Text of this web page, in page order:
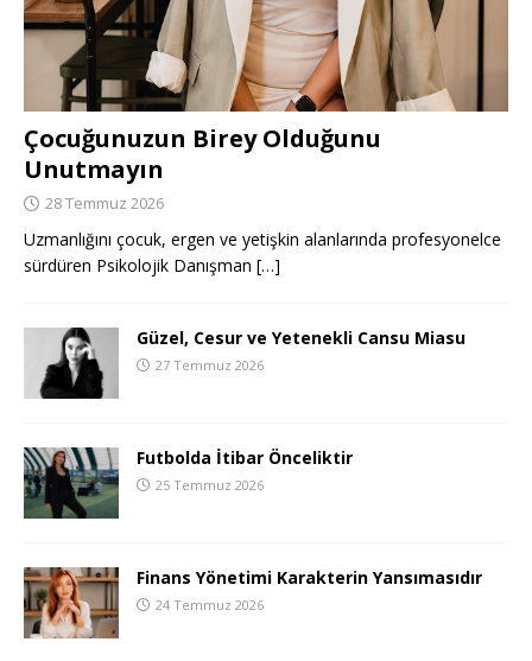
Çocuğunuzun Birey Olduğunu
Unutmayın
28 Temmuz 2026
Uzmanlığını çocuk, ergen ve yetişkin alanlarında profesyonelce
sürdüren Psikolojik Danışman […]
Güzel, Cesur ve Yetenekli Cansu Miasu
27 Temmuz 2026
Futbolda İtibar Önceliktir
25 Temmuz 2026
Finans Yönetimi Karakterin Yansımasıdır
24 Temmuz 2026